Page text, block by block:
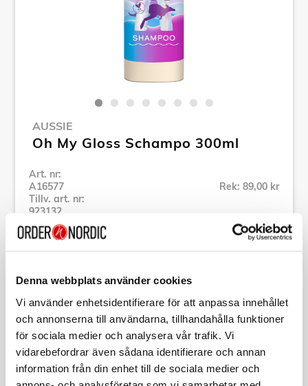
Denna webbplats använder cookies
Vi använder enhetsidentifierare för att anpassa innehållet
och annonserna till användarna, tillhandahålla funktioner
för sociala medier och analysera vår trafik. Vi
vidarebefordrar även sådana identifierare och annan
information från din enhet till de sociala medier och
AUSSIE
Oh My Gloss Schampo 300ml
Art. nr:
A16577
Tillv. art. nr:
923132
Rek: 89,00 kr
Se alla produkter inom Aussie
Specifikation
Beskrivning
Art. nr:A16577